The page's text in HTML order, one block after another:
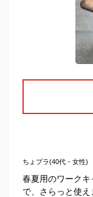
ちょプラ(40代・女性)
春夏用のワーク
で、さらっと使え